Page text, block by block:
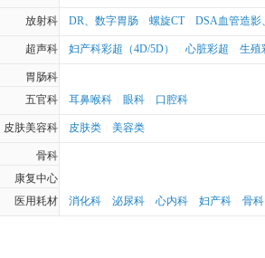
放射科 DR、数字胃肠 螺旋CT DSA血管造影
超声科 妇产科彩超（4D/5D） 心脏彩超 生殖
胃肠科
五官科
耳鼻喉科 眼科 口腔科
皮肤美容科 皮肤类 美容类
骨科
康复中心
医用耗材
消化科 泌尿科 心内科 妇产科 骨科